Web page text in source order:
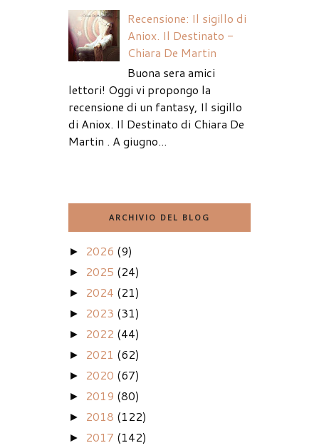
Recensione: Il sigillo di
Aniox. Il Destinato -
Chiara De Martin
Buona sera amici
lettori! Oggi vi propongo la
recensione di un fantasy, Il sigillo
di Aniox. Il Destinato di Chiara De
Martin . A giugno...
ARCHIVIO DEL BLOG
► 2026 (9)
► 2025 (24)
► 2024 (21)
► 2023 (31)
► 2022 (44)
► 2021 (62)
► 2020 (67)
► 2019 (80)
► 2018 (122)
► 2017 (142)